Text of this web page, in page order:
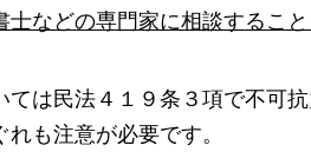
士などの専門家に相談すること
ては民法４１９条３項で不可
も注意が必要です。